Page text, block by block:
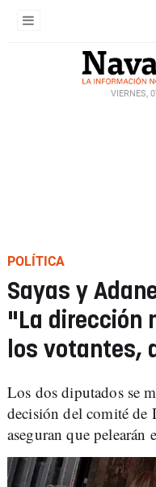
VIERNES,
POLÍTICA
Sayas y
"La dirección
los votantes,
Los dos diputados se
decisión del comité
aseguran que pelearán